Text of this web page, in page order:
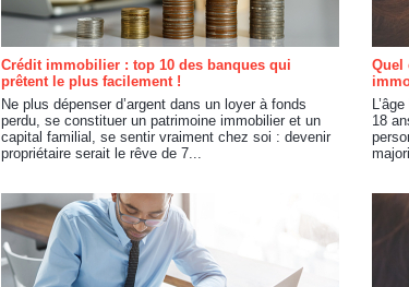
Crédit immobilier : top 10 des banques qui
prêtent le plus facilement !
Ne plus dépenser d’argent dans un loyer à fonds
perdu, se constituer un patrimoine immobilier et un
capital familial, se sentir vraiment chez soi : devenir
propriétaire serait le rêve de 7...
Quel
18